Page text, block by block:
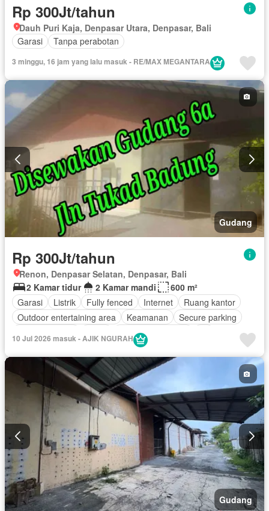
Rp 300Jt/tahun
Dauh Puri Kaja, Denpasar Utara, Denpasar, Bali
Garasi
Tanpa perabotan
3 minggu, 16 jam yang lalu masuk - RE/MAX MEGANTARA
Gudang
Rp 300Jt/tahun
Renon, Denpasar Selatan, Denpasar, Bali
2 Kamar tidur
2 Kamar mandi
600 m²
Garasi
Listrik Fully fenced Internet
Ruang kantor
Outdoor entertaining area
Keamanan
Secure parking
Keamanan 24 jam
Tanpa perabotan
10 Jul 2026 masuk - AJIK NGURAH
Gudang